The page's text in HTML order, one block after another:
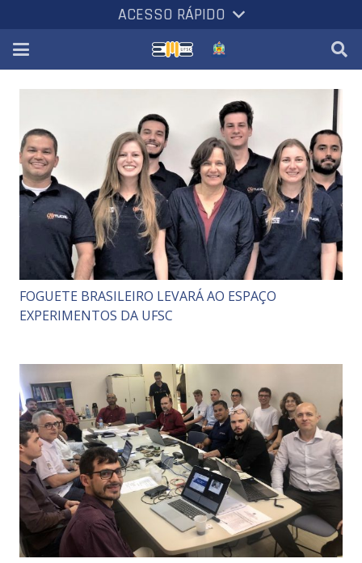
ACESSO RÁPIDO
FOGUETE BRASILEIRO LEVARÁ AO ESPAÇO
EXPERIMENTOS DA UFSC